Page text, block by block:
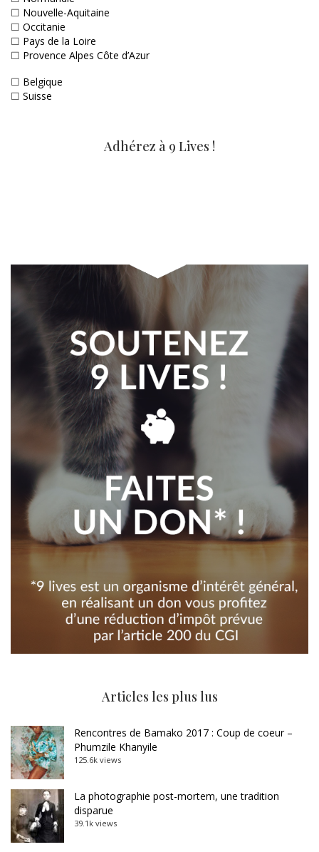
☐ Nouvelle-Aquitaine
☐ Occitanie
☐ Pays de la Loire
☐ Provence Alpes Côte d’Azur
☐ Belgique
☐ Suisse
Adhérez à 9 Lives !
Articles les plus lus
Rencontres de Bamako 2017 : Coup de coeur –
Phumzile Khanyile
125.6k views
La photographie post-mortem, une tradition
disparue
39.1k views